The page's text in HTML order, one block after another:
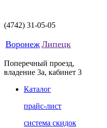
(4742) 31-05-05
Воронеж Липецк
Поперечный проезд,
владение 3а, кабинет 3
Каталог
прайс-лист
система скидок